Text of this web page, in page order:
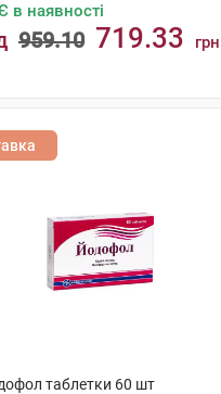
в наявності
959.10 719.33 грн
таблетки 60 шт